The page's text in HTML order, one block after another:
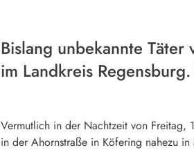
Bislang unbekannte
im Landkreis
Vermutlich in der Nachtzeit von Freitag,
in der Ahornstraße in Köfering nahezu